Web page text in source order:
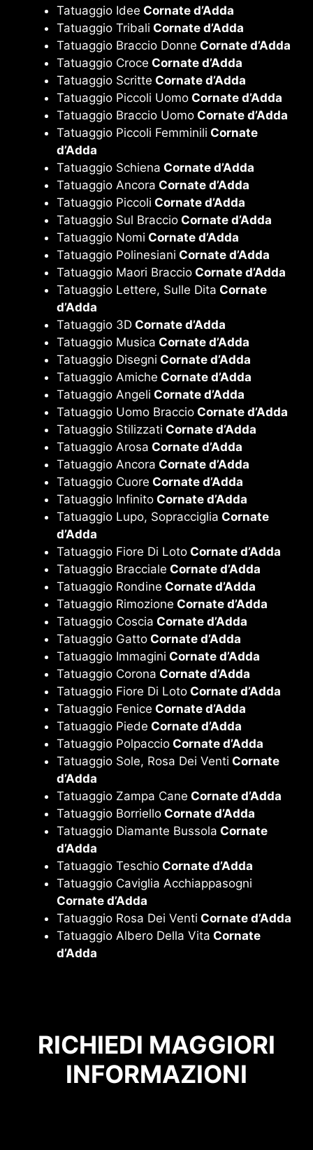
Tatuaggio Idee Cornate d’Adda
Tatuaggio Tribali Cornate d’Adda
Tatuaggio Braccio Donne Cornate d’Adda
Tatuaggio Croce Cornate d’Adda
Tatuaggio Scritte Cornate d’Adda
Tatuaggio Piccoli Uomo Cornate d’Adda
Tatuaggio Braccio Uomo Cornate d’Adda
Tatuaggio Piccoli Femminili Cornate
d’Adda
Tatuaggio Schiena Cornate d’Adda
Tatuaggio Ancora Cornate d’Adda
Tatuaggio Piccoli Cornate d’Adda
Tatuaggio Sul Braccio Cornate d’Adda
Tatuaggio Nomi Cornate d’Adda
Tatuaggio Polinesiani Cornate d’Adda
Tatuaggio Maori Braccio Cornate d’Adda
Tatuaggio Lettere, Sulle Dita Cornate
d’Adda
Tatuaggio 3D Cornate d’Adda
Tatuaggio Musica Cornate d’Adda
Tatuaggio Disegni Cornate d’Adda
Tatuaggio Amiche Cornate d’Adda
Tatuaggio Angeli Cornate d’Adda
Tatuaggio Uomo Braccio Cornate d’Adda
Tatuaggio Stilizzati Cornate d’Adda
Tatuaggio Arosa Cornate d’Adda
Tatuaggio Ancora Cornate d’Adda
Tatuaggio Cuore Cornate d’Adda
Tatuaggio Infinito Cornate d’Adda
Tatuaggio Lupo, Sopracciglia Cornate
d’Adda
Tatuaggio Fiore Di Loto Cornate d’Adda
Tatuaggio Bracciale Cornate d’Adda
Tatuaggio Rondine Cornate d’Adda
Tatuaggio Rimozione Cornate d’Adda
Tatuaggio Coscia Cornate d’Adda
Tatuaggio Gatto Cornate d’Adda
Tatuaggio Immagini Cornate d’Adda
Tatuaggio Corona Cornate d’Adda
Tatuaggio Fiore Di Loto Cornate d’Adda
Tatuaggio Fenice Cornate d’Adda
Tatuaggio Piede Cornate d’Adda
Tatuaggio Polpaccio Cornate d’Adda
Tatuaggio Sole, Rosa Dei Venti Cornate
d’Adda
Tatuaggio Zampa Cane Cornate d’Adda
Tatuaggio Borriello Cornate d’Adda
Tatuaggio Diamante Bussola Cornate
d’Adda
Tatuaggio Teschio Cornate d’Adda
Tatuaggio Caviglia Acchiappasogni
Cornate d’Adda
Tatuaggio Rosa Dei Venti Cornate d’Adda
Tatuaggio Albero Della Vita Cornate
d’Adda
RICHIEDI MAGGIORI
INFORMAZIONI